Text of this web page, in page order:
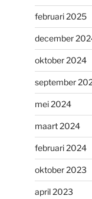
februari 2025
december
oktober 2024
september
mei 2024
maart 2024
februari 2024
oktober 2023
april 2023